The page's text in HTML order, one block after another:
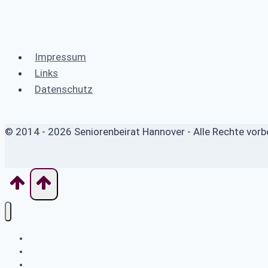
Impressum
Links
Datenschutz
© 2014 - 2026 Seniorenbeirat Hannover - Alle Rechte